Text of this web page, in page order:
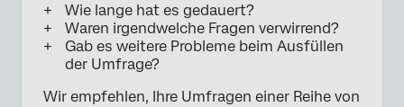
Wie lange hat es gedauert?
Waren irgendwelche Fragen verwirrend?
Gab es weitere Probleme beim Ausfüllen
der Umfrage?
Wir empfehlen, Ihre Umfragen einer Reihe von